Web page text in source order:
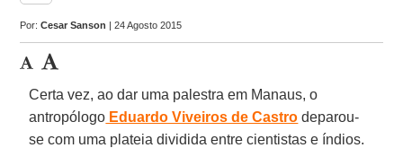
Por:Cesar Sanson | 24 Agosto 2015
Certa vez, ao dar uma palestra em Manaus, o
antropólogo Eduardo Viveiros de Castro deparou-
se com uma plateia dividida entre cientistas e índios.